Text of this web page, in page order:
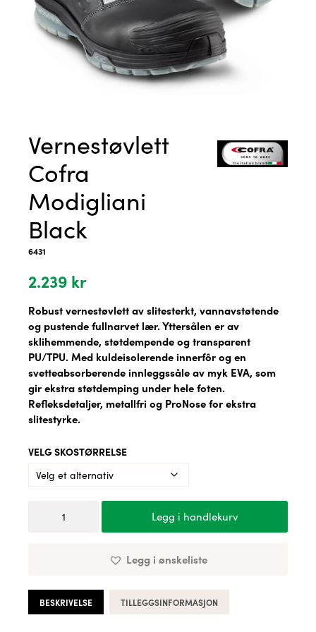
Vernestøvlett
Cofra
Modigliani
Black
6431
2.239 kr
Robust vernestøvlett av slitesterkt, vannavstøtende
og pustende fullnarvet lær. Yttersålen er av
sklihemmende, støtdempende og transparent
PU/TPU. Med kuldeisolerende innerfôr og en
svetteabsorberende innleggssåle av myk EVA, som
gir ekstra støtdemping under hele foten.
Refleksdetaljer, metallfri og ProNose for ekstra
slitestyrke.
VELG SKOSTØRRELSE
Legg i handlekurv
Legg i ønskeliste
BESKRIVELSE TILLEGGSINFORMASJON